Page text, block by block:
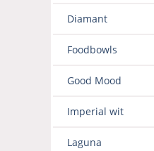
Diamant
Foodbowls
Good Mood
Imperial wit
Laguna